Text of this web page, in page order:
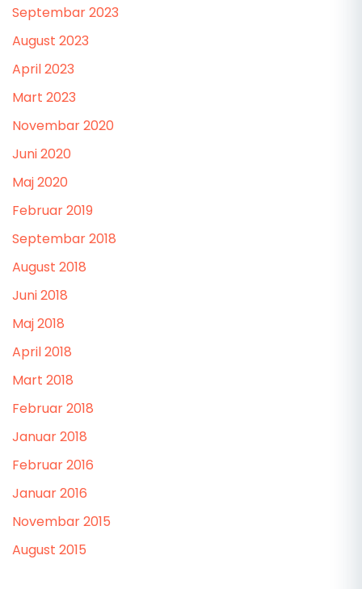
Septembar 2023
August 2023
April 2023
Mart 2023
Novembar 2020
Juni 2020
Maj 2020
Februar 2019
Septembar 2018
August 2018
Juni 2018
Maj 2018
April 2018
Mart 2018
Februar 2018
Januar 2018
Februar 2016
Januar 2016
Novembar 2015
August 2015